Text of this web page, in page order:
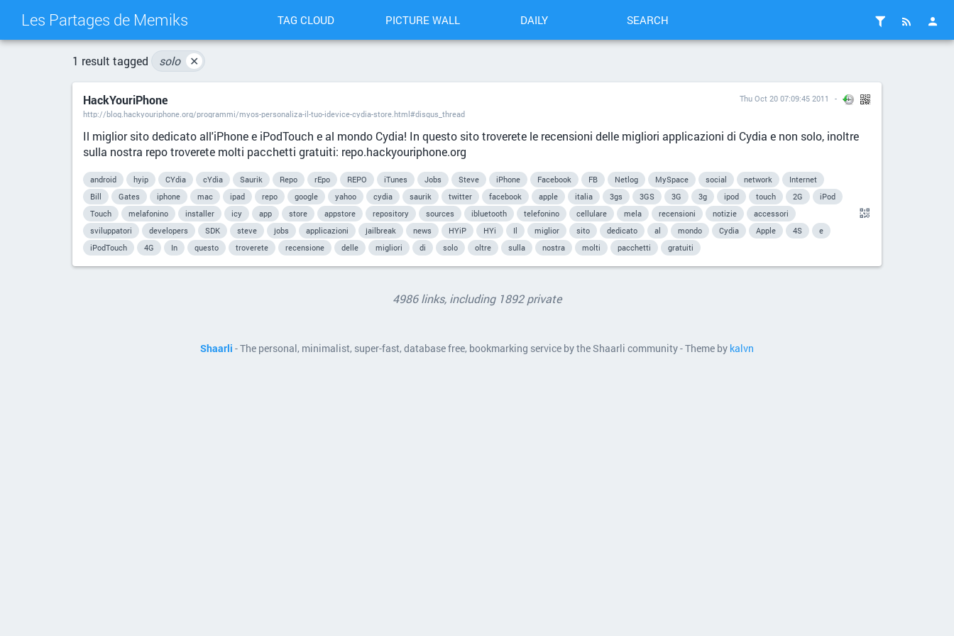
Les Partages de Memiks TAG CLOUD PICTURE WALL DAILY SEARCH
1 result tagged solo ✕
HackYouriPhone
http://blog.hackyouriphone.org/programmi/myos-personaliza-il-tuo-idevice-cydia-store.html#disqus_thread
Thu Oct 20 07:09:45 2011
Il miglior sito dedicato all'iPhone e iPodTouch e al mondo Cydia! In questo sito troverete le recensioni delle migliori applicazioni di Cydia e non solo, inoltre
sulla nostra repo troverete molti pacchetti gratuiti: repo.hackyouriphone.org
android hyip CYdia cYdia Saurik Repo rEpo REPO iTunes Jobs Steve iPhone Facebook FB Netlog MySpace social network
Internet
Bill
Gates iphone mac ipad repo google yahoo cydia saurik twitter facebook apple italia 3gs 3GS 3G 3g ipod touch 2G
iPod
Touch
melafonino installer icy app store appstore repository sources ibluetooth telefonino cellulare mela recensioni notizie
accessori
sviluppatori
developers SDK steve jobs applicazioni jailbreak news HYiP HYi Il miglior sito dedicato al mondo Cydia Apple 4S
e
iPodTouch
4G In questo troverete recensione delle migliori di solo oltre sulla nostra molti pacchetti gratuiti
4986 links, including 1892 private
Shaarli - The personal, minimalist, super-fast, database free, bookmarking service by the Shaarli community - Theme by kalvn